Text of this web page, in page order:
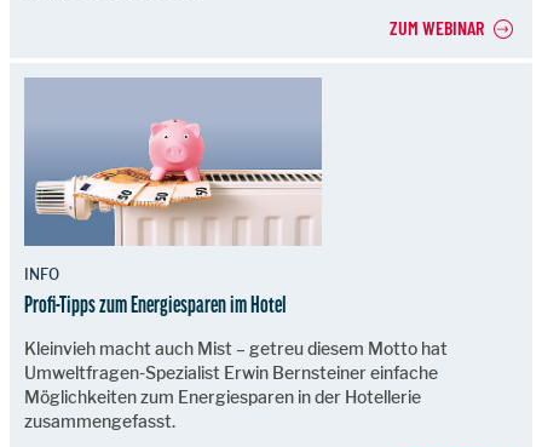
ZUM WEBINAR
INFO
Profi-Tipps zum Energiesparen im Hotel
Kleinvieh macht auch Mist – getreu diesem Motto hat
Umweltfragen-Spezialist Erwin Bernsteiner einfache
Möglichkeiten zum Energiesparen in der Hotellerie
zusammengefasst.